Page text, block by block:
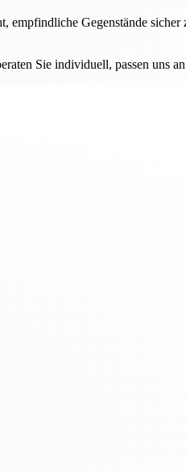
empfindliche Gegenstände sicher
Sie individuell, passen uns